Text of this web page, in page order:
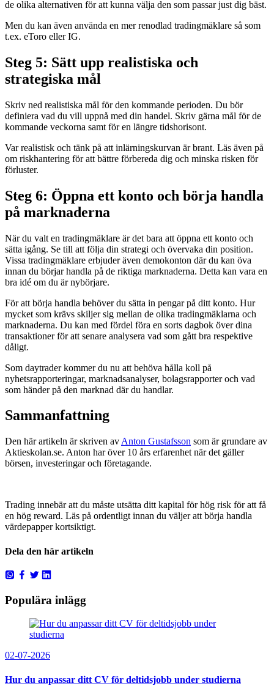
de olika alternativen för att kunna välja den som passar just dig bäst.
Men du kan även använda en mer renodlad tradingmäklare så som
t.ex. eToro eller IG.
Steg 5: Sätt upp realistiska och
strategiska mål
Skriv ned realistiska mål för den kommande perioden. Du bör
definiera vad du vill uppnå med din handel. Skriv gärna mål för de
kommande veckorna samt för en längre tidshorisont.
Var realistisk och tänk på att inlärningskurvan är brant. Läs även på
om riskhantering för att bättre förbereda dig och minska risken för
förluster.
Steg 6: Öppna ett konto och börja handla
på marknaderna
När du valt en tradingmäklare är det bara att öppna ett konto och
sätta igång. Se till att följa din strategi och övervaka din position.
Vissa tradingmäklare erbjuder även demokonton där du kan öva
innan du börjar handla på de riktiga marknaderna. Detta kan vara en
bra idé om du är nybörjare.
För att börja handla behöver du sätta in pengar på ditt konto. Hur
mycket som krävs skiljer sig mellan de olika tradingmäklarna och
marknaderna. Du kan med fördel föra en sorts dagbok över dina
transaktioner för att senare analysera vad som gått bra respektive
dåligt.
Som daytrader kommer du nu att behöva hålla koll på
nyhetsrapporteringar, marknadsanalyser, bolagsrapporter och vad
som händer på den marknad där du handlar.
Sammanfattning
Den här artikeln är skriven av Anton Gustafsson som är grundare av
Aktieskolan.se. Anton har över 10 års erfarenhet när det gäller
börsen, investeringar och företagande.
Trading innebär att du måste utsätta ditt kapital för hög risk för att få
en hög reward. Läs på ordentligt innan du väljer att börja handla
värdepapper kortsiktigt.
Dela den här artikeln
Populära inlägg
02-07-2026
Hur du anpassar ditt CV för deltidsjobb under studierna